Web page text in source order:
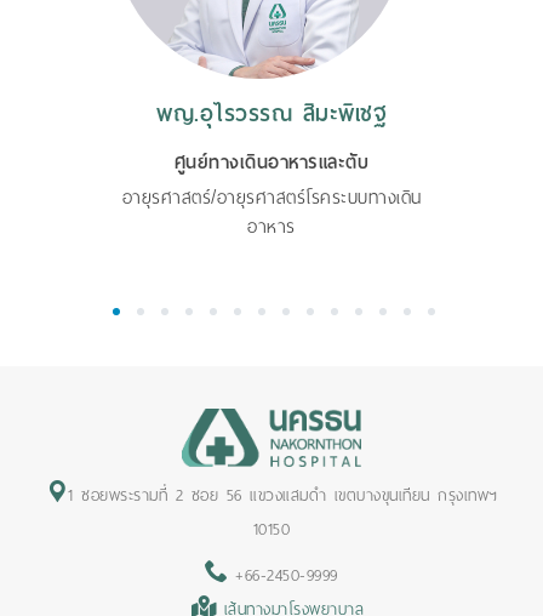
พญ.อุไรวรรณ สิมะพิเชฐ
ศูนย์ทางเดินอาหารและตับ
อายุรศาสตร์/อายุรศาสตร์โรคระบบทางเดิน
อาหาร
1 2 3 4 5 6 7 8 9 10 11 12 13 14
1 ซอยพระรามที่ 2 ซอย 56 แขวงแสมดำ เขตบางขุนเทียน กรุงเทพฯ
10150
+66-2450-9999
เส้นทางมาโรงพยาบาล